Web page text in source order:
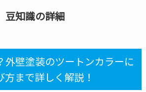
豆知識の詳細
外壁塗装のツートンカラーに
まで詳しく解説！